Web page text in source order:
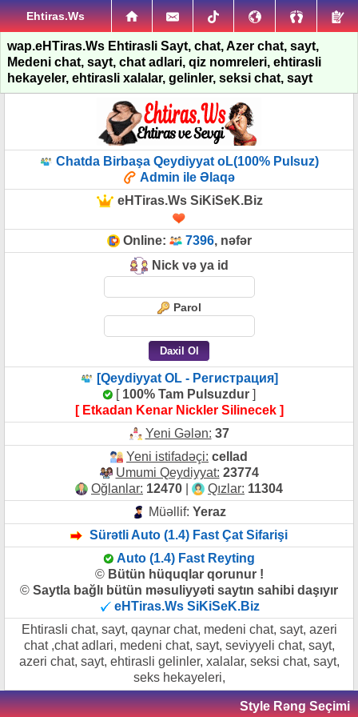
Ehtiras.Ws
wap.eHTiras.Ws Ehtirasli Sayt, chat, Azer chat, sayt,
Medeni chat, sayt, chat adlari, qiz nomreleri, ehtirasli
hekayeler, ehtirasli xalalar, gelinler, seksi chat, sayt
Chatda Birbaşa Qeydiyyat oL(100% Pulsuz)
Admin ile Əlaqə
eHTiras.Ws SiKiSeK.Biz
Online: 7396, nəfər
Nick və ya id
Parol
[Qeydiyyat OL - Регистрация]
[ 100% Tam Pulsuzdur ]
[ Etkadan Kenar Nickler Silinecek ]
Yeni Gələn: 37
Yeni istifadəçi: cellad
Umumi Qeydiyyat: 23774
Oğlanlar: 12470 Qızlar: 11304
Müəllif: Yeraz
Sürətli Auto (1.4) Fast Çat Sifarişi
Auto (1.4) Fast Reyting
© Bütün hüquqlar qorunur !
© Saytla bağlı bütün məsuliyyəti saytın sahibi daşıyır
eHTiras.Ws SiKiSeK.Biz
Ehtirasli chat, sayt, qaynar chat, medeni chat, sayt, azeri
chat ,chat adlari, medeni chat, sayt, seviyyeli chat, sayt,
azeri chat, sayt, ehtirasli gelinler, xalalar, seksi chat, sayt,
seks hekayeleri,
Style Rəng Seçimi